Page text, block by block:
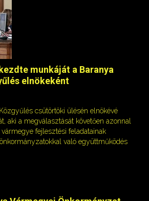
munkáját a Baranya
elnökeként
csütörtöki ülésén elnökévé
aki a megválasztását követően azonnal
fejlesztési feladatainak
való együttműködés